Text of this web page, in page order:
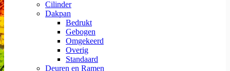
Cilinder
Dakpan
Bedrukt
Gebogen
Omgekeerd
Overig
Standaard
Deuren en Ramen